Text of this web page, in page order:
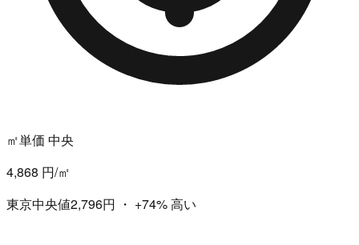
㎡単価 中央
4,868 円/㎡
東京中央値2,796円 ・ +74%高い